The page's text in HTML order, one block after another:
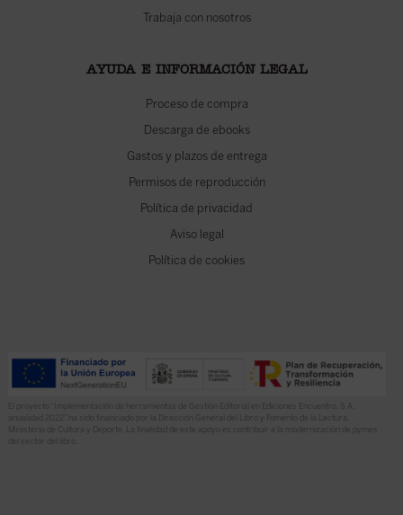
Trabaja con nosotros
AYUDA E INFORMACIÓN LEGAL
Proceso de compra
Descarga de ebooks
Gastos y plazos de entrega
Permisos de reproducción
Política de privacidad
Aviso legal
Política de cookies
El proyecto “Implementación de herramientas de Gestión Editorial en Ediciones Encuentro, S.A.
anualidad 2022” ha sido financiado por la Dirección General del Libro y Fomento de la Lectura,
Ministerio de Cultura y Deporte. La finalidad de este apoyo es contribuir a la modernización de pymes
del sector del libro.